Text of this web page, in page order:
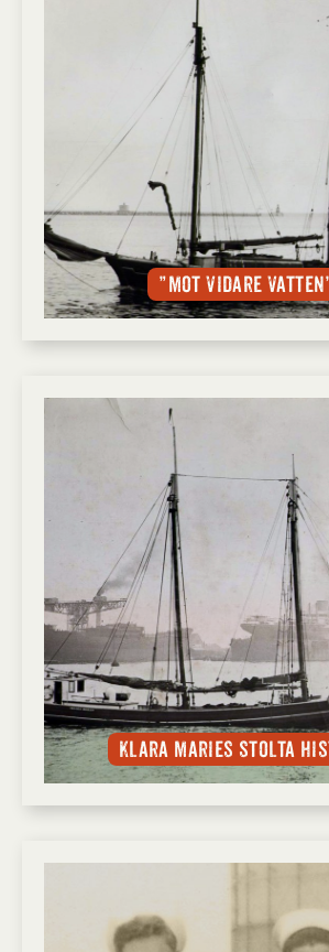
”Mot vidare
Klara Maries stolta